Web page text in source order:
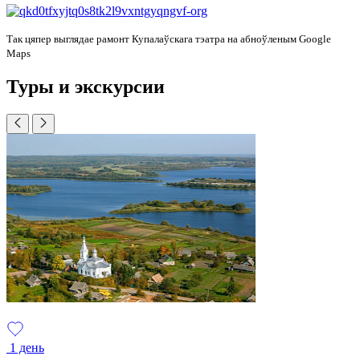
Так цяпер выглядае рамонт Купалаўскага тэатра на абноўленым Google
Maps
Туры и экскурсии
1 день